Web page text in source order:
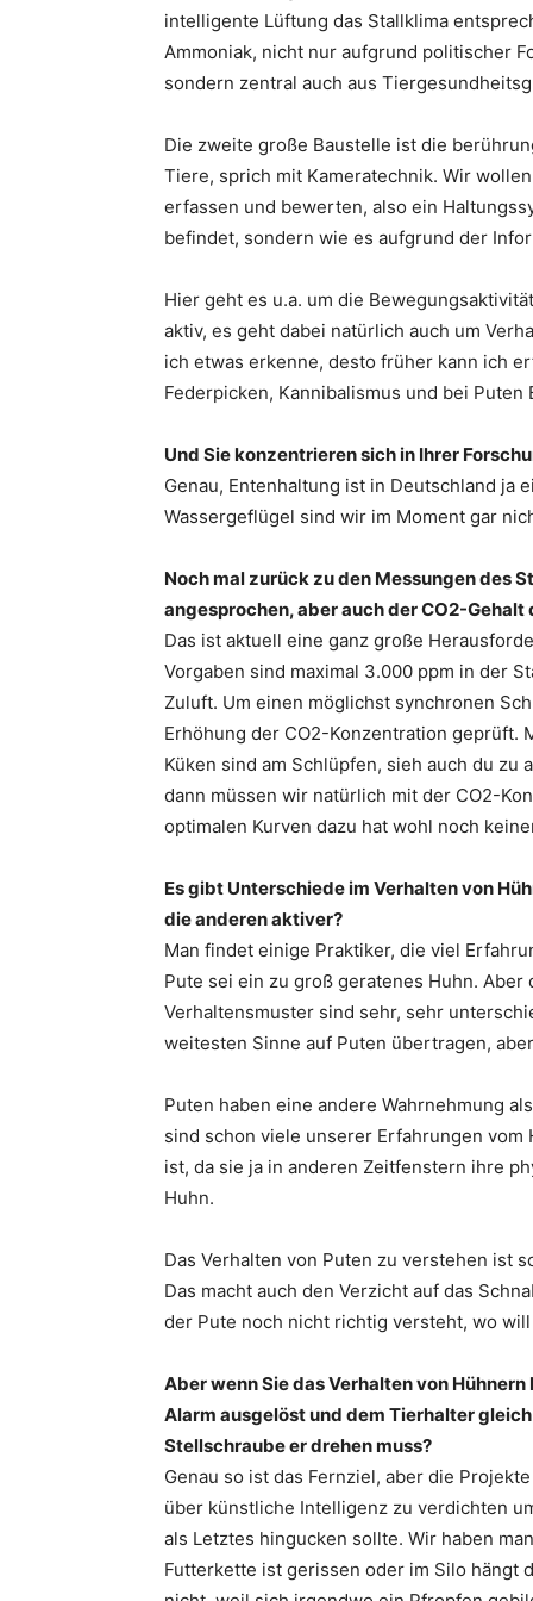
intelligente Lüftung das Stallklima
Ammoniak, nicht nur aufgrund politischer
sondern zentral auch aus
Die zweite große Baustelle ist die
Tiere, sprich mit Kameratechnik. Wir
erfassen und bewerten, also ein
befindet, sondern wie es aufgrund der
Hier geht es u.a. um die
aktiv, es geht dabei natürlich auch um
ich etwas erkenne, desto früher kann ich
Federpicken, Kannibalismus und bei Puten
Und Sie konzentrieren sich in Ihrer
Genau, Entenhaltung ist in Deutschland ja
Wassergeflügel sind wir im Moment gar
Noch mal zurück zu den Messungen des
angesprochen, aber auch der CO2-
Das ist aktuell eine ganz große
Vorgaben sind maximal 3.000 ppm in der
Zuluft. Um einen möglichst synchronen
Erhöhung der CO2-Konzentration geprüft.
Küken sind am Schlüpfen, sieh auch du zu
dann müssen wir natürlich mit der CO2-
optimalen Kurven dazu hat wohl noch
Es gibt Unterschiede im Verhalten von
die anderen aktiver?
Man findet einige Praktiker, die viel
Pute sei ein zu groß geratenes Huhn.
Verhaltensmuster sind sehr, sehr
weitesten Sinne auf Puten übertragen,
Puten haben eine andere Wahrnehmung
sind schon viele unserer Erfahrungen
ist, da sie ja in anderen Zeitfenstern ihre
Huhn.
Das Verhalten von Puten zu verstehen ist
Das macht auch den Verzicht auf das
der Pute noch nicht richtig versteht, wo
Aber wenn Sie das Verhalten von
Alarm ausgelöst und dem Tierhalter
Stellschraube er drehen muss?
Genau so ist das Fernziel, aber die
über künstliche Intelligenz zu verdichten
als Letztes hingucken sollte. Wir haben
Futterkette ist gerissen oder im Silo hängt